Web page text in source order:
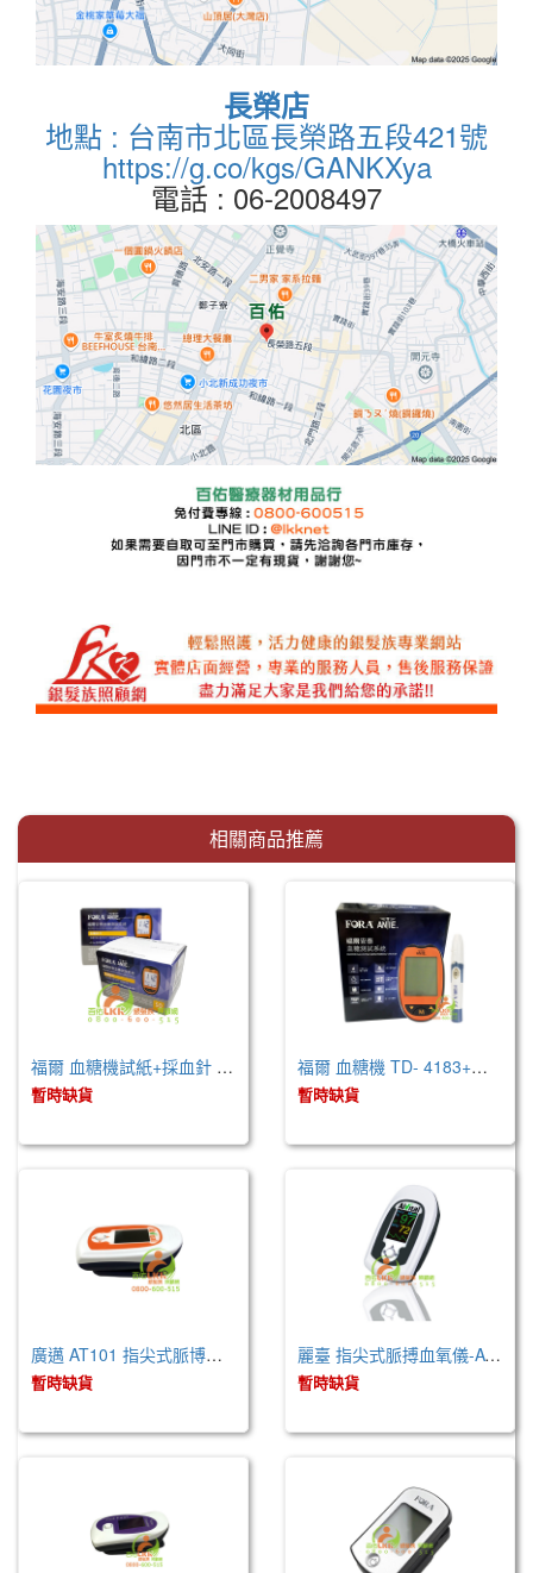
長榮店
地點 : 台南市北區長榮路五段421號
https://g.co/kgs/GANKXya
電話 : 06-2008497
相關商品推薦
福爾 血糖機試紙+採血針 / 50支 (TD- 4183)
暫時缺貨
福爾 血糖機 TD- 4183+試紙+採血筆 / 50組
暫時缺貨
廣邁 AT101 指尖式脈博血氧儀
暫時缺貨
麗臺 指尖式脈搏血氧儀-AT101B
暫時缺貨